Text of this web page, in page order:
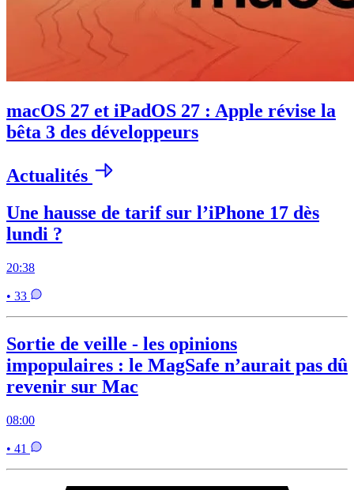
macOS 27 et iPadOS 27 : Apple révise la
bêta 3 des développeurs
Actualités
Une hausse de tarif sur l’iPhone 17 dès
lundi ?
20:38
• 33
Sortie de veille - les opinions
impopulaires : le MagSafe n’aurait pas dû
revenir sur Mac
08:00
• 41